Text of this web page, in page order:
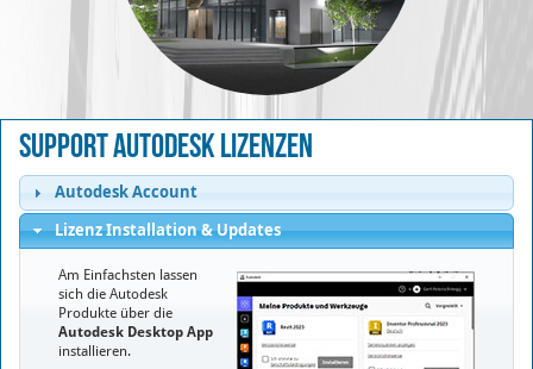
Support Autodesk Lizenzen
Autodesk Account
Lizenz Installation & Updates
Am Einfachsten lassen
sich die Autodesk
Produkte über die
Autodesk Desktop App
installieren.